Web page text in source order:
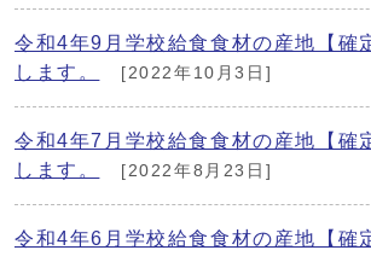
令和4年9月学校給食食材の産地【確
します。
[2022年10月3日]
令和4年7月学校給食食材の産地【確
します。
[2022年8月23日]
令和4年6月学校給食食材の産地【確